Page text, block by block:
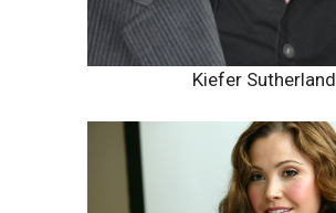
Kiefer Sutherland